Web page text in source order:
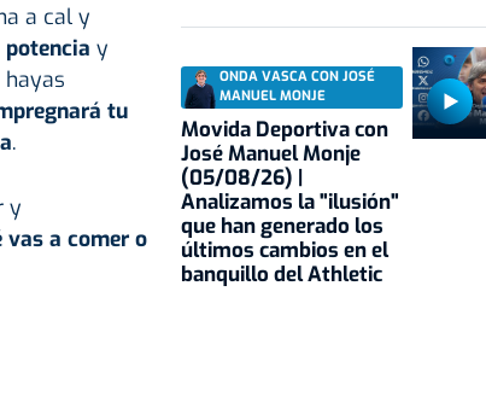
a cal y
y
hayas
tu
.
y
vas a comer o
ONDA VASCA CON JOSÉ
MANUEL MONJE
Movida Deportiva con
José Manuel Monje
(05/08/26) |
Analizamos la "ilusión"
que han generado los
últimos cambios en el
banquillo del Athletic